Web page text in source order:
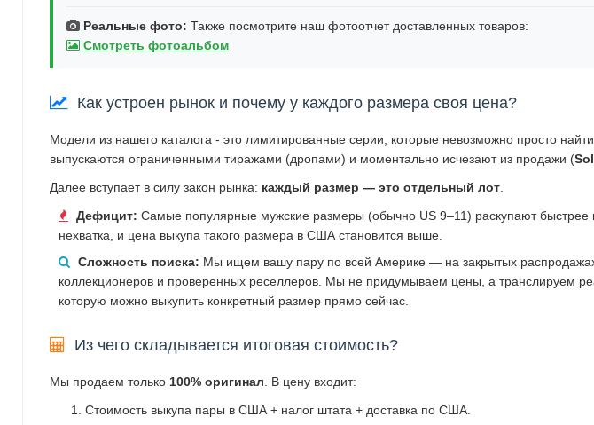
Реальные фото: Также посмотрите наш фотоотчет доставленных товаров:
Смотреть фотоальбом
Как устроен рынок и почему у каждого размера своя цена?
Модели из нашего каталога - это лимитированные серии, которые невозможно просто
выпускаются ограниченными тиражами (дропами) и моментально исчезают из продажи (
Далее вступает в силу закон рынка: каждый размер — это отдельный лот
Дефицит: Самые популярные мужские размеры (обычно US 9–11) раскупают быстрее
нехватка, и цена выкупа такого размера в США становится выше.
Сложность поиска: Мы ищем вашу пару по всей Америке — на закрытых
коллекционеров и проверенных реселлеров. Мы не придумываем цены, а транслируем
которую можно выкупить конкретный размер прямо сейчас.
Из чего складывается итоговая стоимость?
Мы продаем только 100% оригинал . В цену входит:
Стоимость выкупа пары в США + налог штата + доставка по США.